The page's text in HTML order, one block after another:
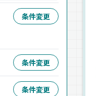
条件変更
条件変更
条件変更